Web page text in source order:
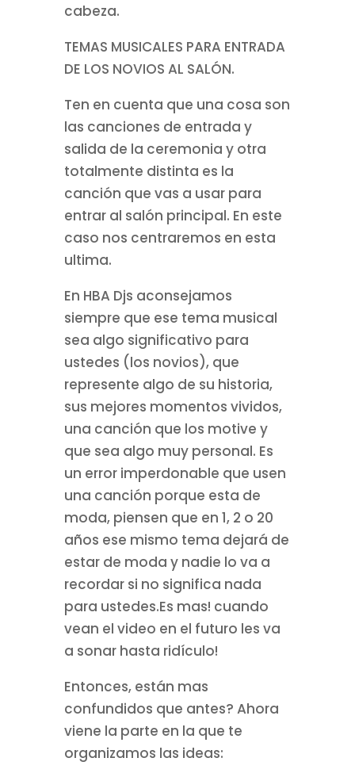
cabeza.
TEMAS MUSICALES PARA ENTRADA
DE LOS NOVIOS AL SALÓN.
Ten en cuenta que una cosa son
las canciones de entrada y
salida de la ceremonia y otra
totalmente distinta es la
canción que vas a usar para
entrar al salón principal. En este
caso nos centraremos en esta
ultima.
En HBA Djs aconsejamos
siempre que ese tema musical
sea algo significativo para
ustedes (los novios), que
represente algo de su historia,
sus mejores momentos vividos,
una canción que los motive y
que sea algo muy personal. Es
un error imperdonable que usen
una canción porque esta de
moda, piensen que en 1, 2 o 20
años ese mismo tema dejará de
estar de moda y nadie lo va a
recordar si no significa nada
para ustedes.Es mas! cuando
vean el video en el futuro les va
a sonar hasta ridículo!
Entonces, están mas
confundidos que antes? Ahora
viene la parte en la que te
organizamos las ideas: